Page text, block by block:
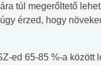
túl megerőltető
érzed, hogy
ed 65-85 %-a között